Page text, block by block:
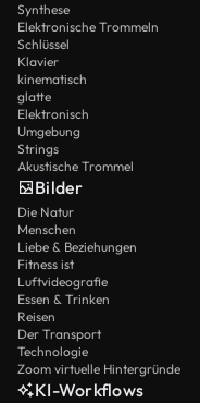
Synthese
Elektronische Trommeln
Schlüssel
Klavier
kinematisch
glatte
Elektronisch
Umgebung
Strings
Akustische Trommel
Bilder
Die Natur
Menschen
Liebe & Beziehungen
Fitness ist
Luftvideografie
Essen & Trinken
Reisen
Der Transport
Technologie
Zoom virtuelle Hintergründe
KI-Workflows